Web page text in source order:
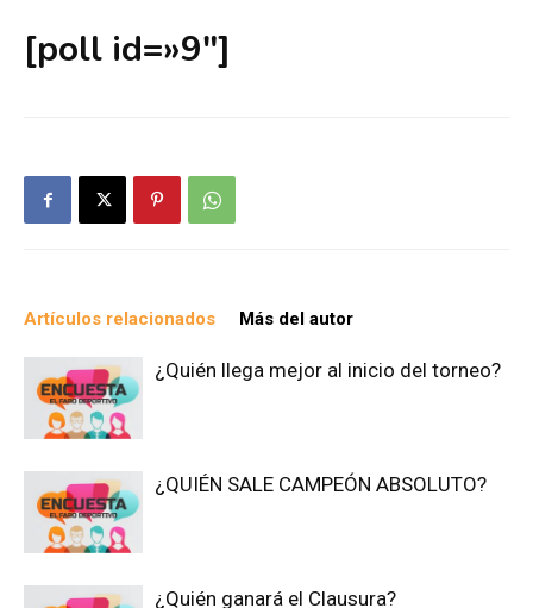
[poll id=»9″]
Artículos relacionados Más del autor
¿Quién llega mejor al inicio del torneo?
¿QUIÉN SALE CAMPEÓN ABSOLUTO?
¿Quién ganará el Clausura?